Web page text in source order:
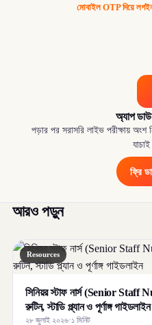
মোবাইল OTP দিয়ে
অ্যাপ
পড়ার পর সরাসরি লাইভ পরীক্ষায় অংশ
ফ্রি
আরও পড়ুন
Resources
সিনিয়র স্টাফ নার্স (Senior Staff
রুটিন, স্টাডি প্ল্যান ও পূর্ণাঙ্গ গাইডলাইন
২৮ জুলাই ২০২৬·১ মিনিট